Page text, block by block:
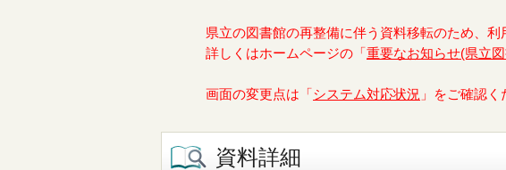
県立の図書館の再整備に伴う資料移転のため、利
詳しくはホームページの「 重要なお知らせ(県立
画面の変更点は「 システム対応状況 」をご確認く
資料詳細